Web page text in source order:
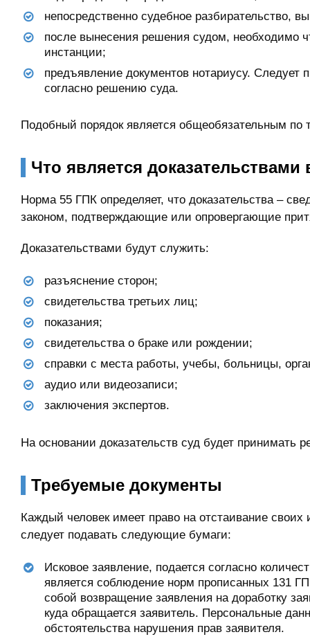
непосредственно судебное разбирательство,
после вынесения решения судом, необходимо
инстанции;
предъявление документов нотариусу. Следует
согласно решению суда.
Подобный порядок является общеобязательным по
Что является доказательствами
Норма 55 ГПК определяет, что доказательства –
законом, подтверждающие или опровергающие
Доказательствами будут служить:
разъяснение сторон;
свидетельства третьих лиц;
показания;
свидетельства о браке или рождении;
справки с места работы, учебы, больницы,
аудио или видеозаписи;
заключения экспертов.
На основании доказательств суд будет принимать
Требуемые документы
Каждый человек имеет право на отстаивание
следует подавать следующие бумаги:
Исковое заявление, подается согласно
является соблюдение норм прописанных 131
собой возвращение заявления на доработку
куда обращается заявитель. Персональные
обстоятельства нарушения прав заявителя.